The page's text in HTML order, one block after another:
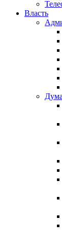
Власть
Дума